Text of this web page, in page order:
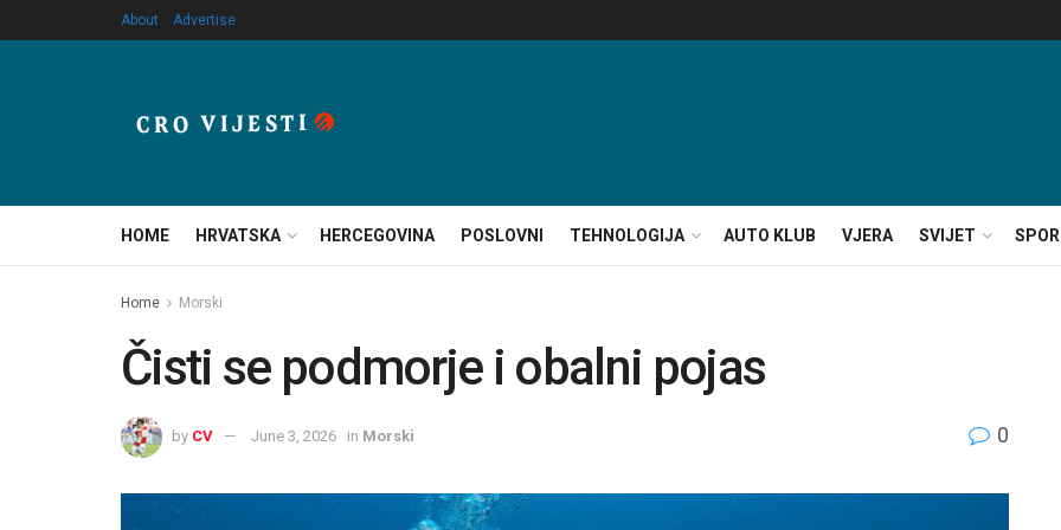
About Advertise
HOME HRVATSKA HERCEGOVINA POSLOVNI TEHNOLOGIJA AUTO KLUB VJERA SVIJET
Home Morski
Čisti se podmorje i obalni pojas
by CV June 3, 2026 in Morski 0